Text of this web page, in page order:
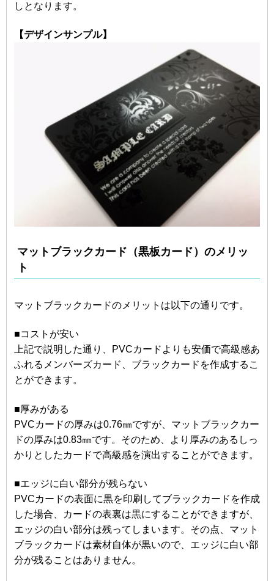
しとなります。
【デザインサンプル】
マットブラックカード（黒板カード）のメリッ
ト
マットブラックカードのメリットは以下の通りです。
■コストが安い
上記で説明した通り、PVCカードよりも安価で高級感あ
ふれるメンバーズカード、ブラックカードを作成するこ
とができます。
■厚みがある
PVCカードの厚みは0.76㎜ですが、マットブラックカー
ドの厚みは0.83㎜です。そのため、より厚みのあるしっ
かりとしたカードで高級感を演出することができます。
■エッジに白い部分が残らない
PVCカードの表面に黒を印刷してブラックカードを作成
した場合、カードの表裏は黒にすることができますが、
エッジの白い部分は残ってしまいます。その点、マット
ブラックカードは素材自体が黒いので、エッジに白い部
分が残ることはありません。